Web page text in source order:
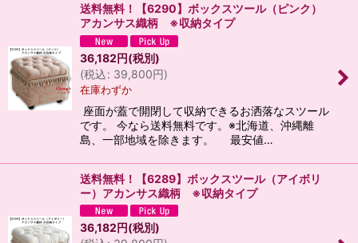
送料無料！【6290】ボックスツール（ピンク）
アカンサス織柄 ※収納タイプ
36,182円(税別)
(税込: 39,800円)
在庫わずか
座面が蓋で開閉して収納できるお洒落なスツール
です。 今なら送料無料です。※北海道、沖縄離
島、一部地域を除きます。 最安値…
送料無料！【6289】ボックスツール（アイボリ
ー）アカンサス織柄 ※収納タイプ
36,182円(税別)